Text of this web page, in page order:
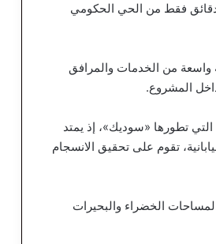
بعد 30 دقيقة من مطار القاهرة الدولي، و20 دقيقة من الجامعة الأمريكية، و5 دقائق فقط من الحي الحكومي
إلى مجموعة واسعة من الخدمات والمرافق
المشروع.
تطورها «سوديك»، إذ يمتد
اليابانية، تقوم على تحقيق الانسجام
الخضراء والبحيرات